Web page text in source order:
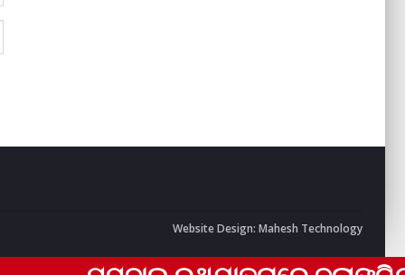
Website Design: Mahesh Technology